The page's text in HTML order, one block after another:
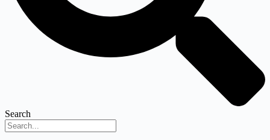
Search